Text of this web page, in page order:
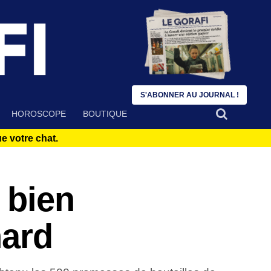
HOROSCOPE BOUTIQUE
votre chat.
S'ABONNER AU JOURNAL !